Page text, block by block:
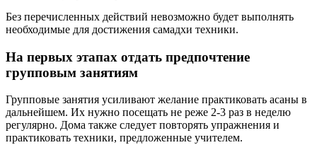
Без перечисленных действий невозможно будет выполнять
необходимые для достижения самадхи техники.
На первых этапах отдать предпочтение
групповым занятиям
Групповые занятия усиливают желание практиковать асаны в
дальнейшем. Их нужно посещать не реже 2-3 раз в неделю
регулярно. Дома также следует повторять упражнения и
практиковать техники, предложенные учителем.